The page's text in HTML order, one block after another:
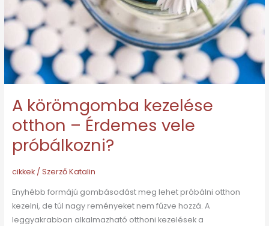
A körömgomba kezelése
otthon – Érdemes vele
próbálkozni?
cikkek/ SzerzőKatalin
Enyhébb formájú gombásodást meg lehet próbálni otthon
kezelni, de túl nagy reményeket nem fűzve hozzá. A
leggyakrabban alkalmazható otthoni kezelések a
Érdemes
vele
próbálkozni?